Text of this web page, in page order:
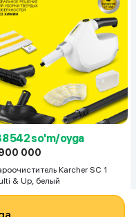
542 so'm/oyga
000
Karcher SC 1
& Up, белый